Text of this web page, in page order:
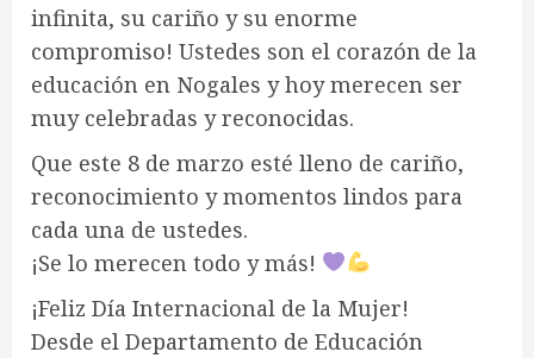
infinita, su cariño y su enorme
compromiso! Ustedes son el corazón de la
educación en Nogales y hoy merecen ser
muy celebradas y reconocidas.
Que este 8 de marzo esté lleno de cariño,
reconocimiento y momentos lindos para
cada una de ustedes.
¡Se lo merecen todo y más!
¡Feliz Día Internacional de la Mujer!
Desde el Departamento de Educación